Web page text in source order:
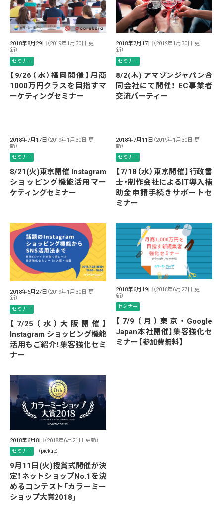
2018年8月29日 （2019年1月30日 更
新）
セミナー
【9/26（水）福岡開催】月商
1000万円クラスを目指すマ
ーケティングセミナー
2018年7月17日 （2019年1月30日 更
新）
セミナー
8/2(木) アマゾンジャパン合
同会社にて開催！ EC事業者
交流パーティー
2018年7月17日 （2019年1月30日 更
新）
セミナー
8/21(火)東京開催 Instagram
ショッピング機能活用マー
ケティングセミナー
2018年7月11日 （2019年1月30日 更
新）
セミナー
【7/18（水）東京開催】行政書
士・制作会社によるIT導入補
助金申請手続きサポートセ
ミナー
2018年6月27日 （2019年1月30日 更
新）
セミナー
【7/25（水）大阪開催】
Instagram ショッピング機能
活用もご紹介！集客強化セミ
ナー
2018年6月19日 （2018年6月27日 更
新）
セミナー
【7/9（月）東京・Google
Japan本社開催】集客強化セ
ミナー【参加費無料】
2018年6月8日 （2018年6月21日 更新）
セミナー （pickup）
9月11日(火)授賞式開催が決
定！ネットショップNo.1を決
めるコンテスト「カラーミー
ショップ大賞2018」